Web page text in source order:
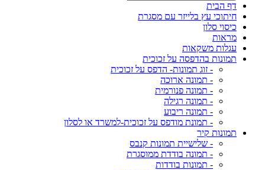
דף הבית
חיתוכי עץ בלייזר עם מסגרת
כיסוי סלון
מראות
עגלות משקאות
תמונות בהדפסה על זכוכית
- זוג תמונות- הדפס על זכוכית
- תמונה ארוכה
- תמונה פנורמית
- תמונה רגילה
- תמונה ריבוע
- תמונת מודפס על זכוכית-למשרד או לסלון
תמונות קיר
- שלישיית תמונות קנבס
- תמונה בודדת ממוסגרת
- תמונות בודדות